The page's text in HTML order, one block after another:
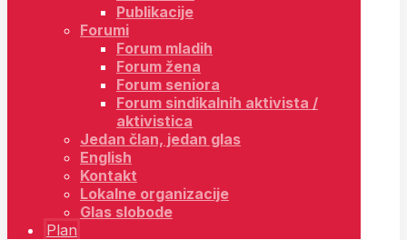
Publikacije
Forumi
Forum mladih
Forum žena
Forum seniora
Forum sindikalnih aktivista /
aktivistica
Jedan član, jedan glas
English
Kontakt
Lokalne organizacije
Glas slobode
Plan